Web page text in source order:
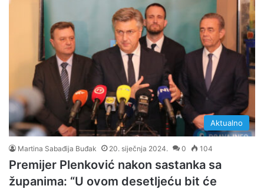
Aktualno
Martina Sabađija Buđak 20. siječnja 2024. 0 104
Premijer Plenković nakon sastanka sa
županima: “U ovom desetljeću bit će